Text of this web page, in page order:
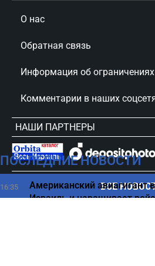
ПОСЛЕДНИЕ НОВОСТИ
16:35
Американский авиагигант
Израиль и наращивает
ВСЕ
О нас
Обратная связь
Информация об ограничениях
Комментарии в наших
НАШИ ПАРТНЕРЫ
сursorinfo.co.il © Все права